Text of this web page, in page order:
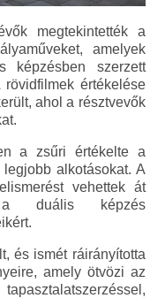
megtekintették a
amelyek
képzésben szerzett
értékelése
ahol a résztvevők
a zsűri értékelte a
alkotásokat. A
vehettek át
duális képzés
és ismét ráirányította
amely ötvözi az